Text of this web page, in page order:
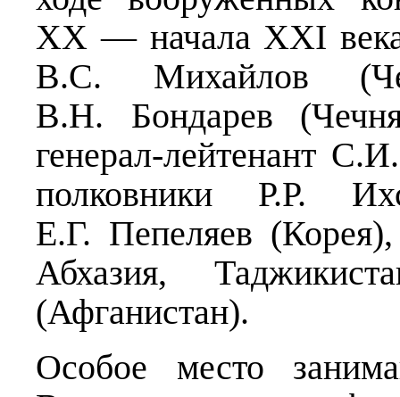
ХХ — начала XXI
В.С. Михайлов
В.Н. Бондарев
генерал-лейтенант
полковники Р.Р.
Е.Г. Пепеляев
Абхазия,
(Афганистан).
Особое место